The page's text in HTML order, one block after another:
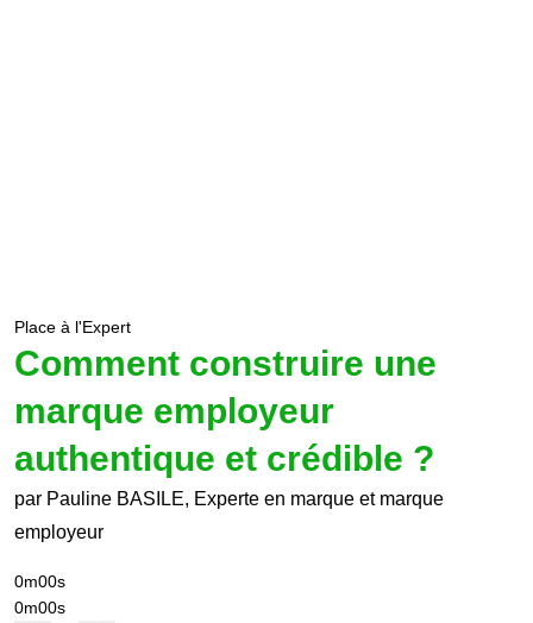
Place à l'Expert
Comment construire une
marque employeur
authentique et crédible ?
par Pauline BASILE, Experte en marque et marque
employeur
0m00s
0m00s